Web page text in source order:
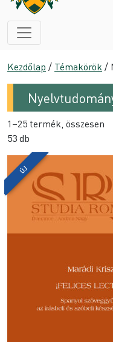
Kezdőlap / Témakörök /
1–25 termék, összesen
53 db
ÚJ